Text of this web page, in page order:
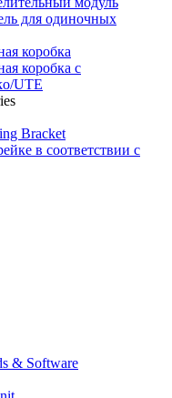
для одиночных
коробка
коробка с
UTE
Bracket
в соответствии с
& Software